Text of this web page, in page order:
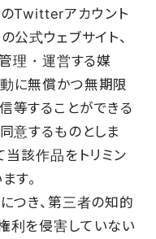
Twitterアカウント
公式ウェブサイト、
理・運営する媒
に無償かつ無期限
等することができる
意するものとしま
当該作品をトリミン
す。
つき、第三者の知的
利を侵害していない